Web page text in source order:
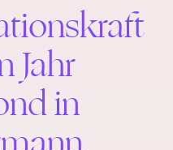
Jahr
in